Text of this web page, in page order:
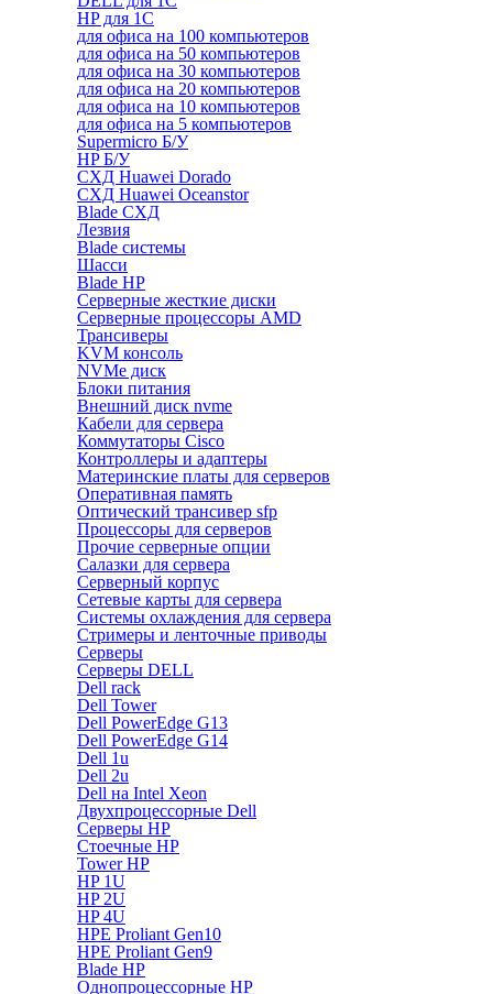
HP для 1С
для офиса на 100 компьютеров
для офиса на 50 компьютеров
для офиса на 30 компьютеров
для офиса на 20 компьютеров
для офиса на 10 компьютеров
для офиса на 5 компьютеров
Supermicro Б/У
HP Б/У
СХД Huawei Dorado
СХД Huawei Oceanstor
Blade СХД
Лезвия
Blade системы
Шасси
Blade HP
Серверные жесткие диски
Серверные процессоры AMD
Трансиверы
KVM консоль
NVMe диск
Блоки питания
Внешний диск nvme
Кабели для сервера
Коммутаторы Cisco
Контроллеры и адаптеры
Материнские платы для серверов
Оперативная память
Оптический трансивер sfp
Процессоры для серверов
Прочие серверные опции
Салазки для сервера
Серверный корпус
Сетевые карты для сервера
Системы охлаждения для сервера
Стримеры и ленточные приводы
Серверы
Серверы DELL
Dell rack
Dell Tower
Dell PowerEdge G13
Dell PowerEdge G14
Dell 1u
Dell 2u
Dell на Intel Xeon
Двухпроцессорные Dell
Серверы HP
Стоечные HP
Tower HP
HP 1U
HP 2U
HP 4U
HPE Proliant Gen10
HPE Proliant Gen9
Blade HP
Однопроцессорные HP